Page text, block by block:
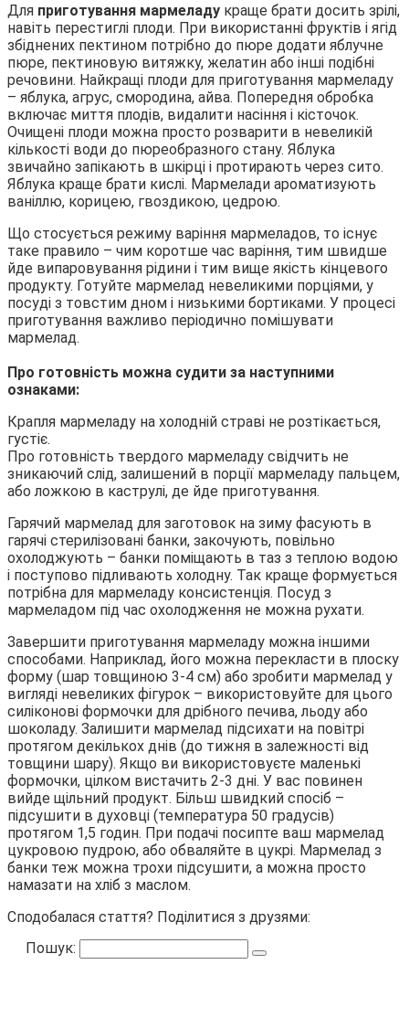
Для приготування мармеладу краще брати досить зрілі,
навіть перестиглі плоди. При використанні фруктів і ягід
збіднених пектином потрібно до пюре додати яблучне
пюре, пектиновую витяжку, желатин або інші подібні
речовини. Найкращі плоди для приготування мармеладу
– яблука, агрус, смородина, айва. Попередня обробка
включає миття плодів, видалити насіння і кісточок.
Очищені плоди можна просто розварити в невеликій
кількості води до пюреобразного стану. Яблука
звичайно запікають в шкірці і протирають через сито.
Яблука краще брати кислі. Мармелади ароматизують
ваніллю, корицею, гвоздикою, цедрою.
Що стосується режиму варіння мармеладов, то існує
таке правило – чим коротше час варіння, тим швидше
йде випаровування рідини і тим вище якість кінцевого
продукту. Готуйте мармелад невеликими порціями, у
посуді з товстим дном і низькими бортиками. У процесі
приготування важливо періодично помішувати
мармелад.
Про готовність можна судити за наступними
ознаками:
Крапля мармеладу на холодній страві не розтікається,
густіє.
Про готовність твердого мармеладу свідчить не
зникаючий слід, залишений в порції мармеладу пальцем,
або ложкою в каструлі, де йде приготування.
Гарячий мармелад для заготовок на зиму фасують в
гарячі стерилізовані банки, закочують, повільно
охолоджують – банки поміщають в таз з теплою водою
і поступово підливають холодну. Так краще формується
потрібна для мармеладу консистенція. Посуд з
мармеладом під час охолодження не можна рухати.
Завершити приготування мармеладу можна іншими
способами. Наприклад, його можна перекласти в плоску
форму (шар товщиною 3-4 см) або зробити мармелад у
вигляді невеликих фігурок – використовуйте для цього
силіконові формочки для дрібного печива, льоду або
шоколаду. Залишити мармелад підсихати на повітрі
протягом декількох днів (до тижня в залежності від
товщини шару). Якщо ви використовуєте маленькі
формочки, цілком вистачить 2-3 дні. У вас повинен
вийде щільний продукт. Більш швидкий спосіб –
підсушити в духовці (температура 50 градусів)
протягом 1,5 годин. При подачі посипте ваш мармелад
цукровою пудрою, або обваляйте в цукрі. Мармелад з
банки теж можна трохи підсушити, а можна просто
намазати на хліб з маслом.
Сподобалася стаття? Поділитися з друзями:
Пошук: